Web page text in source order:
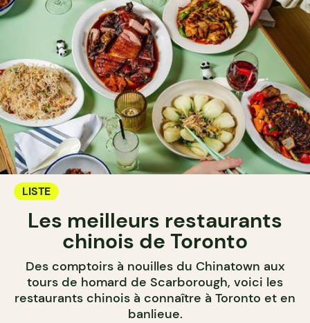
LISTE
Les meilleurs restaurants
chinois de Toronto
Des comptoirs à nouilles du Chinatown aux
tours de homard de Scarborough, voici les
restaurants chinois à connaître à Toronto et en
banlieue.